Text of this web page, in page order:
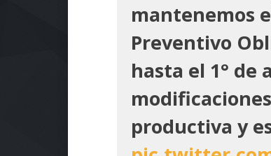
mantenemos
Preventivo
hasta el 1° de
productiva y